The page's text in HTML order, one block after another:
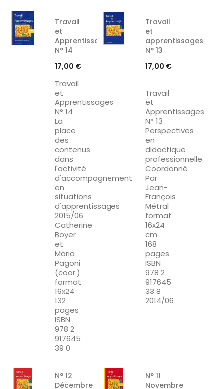
Travail
et
Apprentissages
N° 14
Prix
17,00 €
Travail
et
Apprentissages
N° 14
La
place
des
contenus
dans
l'activité
d'accompagnement
en
situations
d'apprentissages
2015/06
Catherine
Boyer
et
Maria
Pagoni
(coor.)
format
16x24
132
pages
ISBN
978 2
917645
39 0
Travail
et
apprentissages
N° 13
Prix
17,00 €
Travail
et
Apprentissages
N° 13
Perspectives
en
didactique
professionnelle
Coordonné
Par
Jean-
François
Métral
format
16x24
cm
168
pages
ISBN
978 2
917645
33 8
2014/06
N° 12
Décembre
N° 11
Novembre